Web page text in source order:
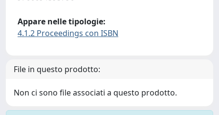
Appare nelle tipologie:
4.1.2 Proceedings con ISBN
File in questo prodotto:
Non ci sono file associati a questo prodotto.